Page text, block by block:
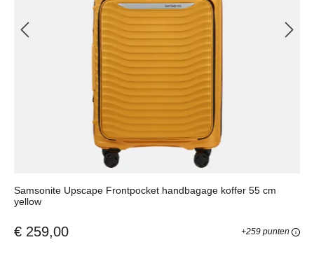
Samsonite Upscape Frontpocket handbagage koffer 55 cm
yellow
€ 259,00 +259 punten